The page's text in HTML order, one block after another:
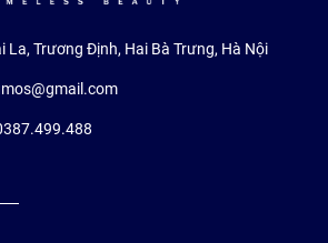
La, Trương Định, Hai Bà Trưng, Hà Nội